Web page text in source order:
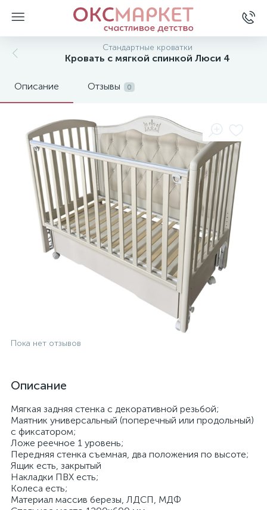
Стандартные кроватки
Кровать с мягкой спинкой Люси 4
Описание Отзывы 0
Пока нет отзывов
Описание
Мягкая задняя стенка с декоративной резьбой;
Маятник универсальный (поперечный или продольный)
с фиксатором;
Ложе реечное 1 уровень;
Передняя стенка съемная, два положения по высоте;
Ящик есть, закрытый
Накладки ПВХ есть;
Колеса есть;
Материал массив березы, ЛДСП, МДФ